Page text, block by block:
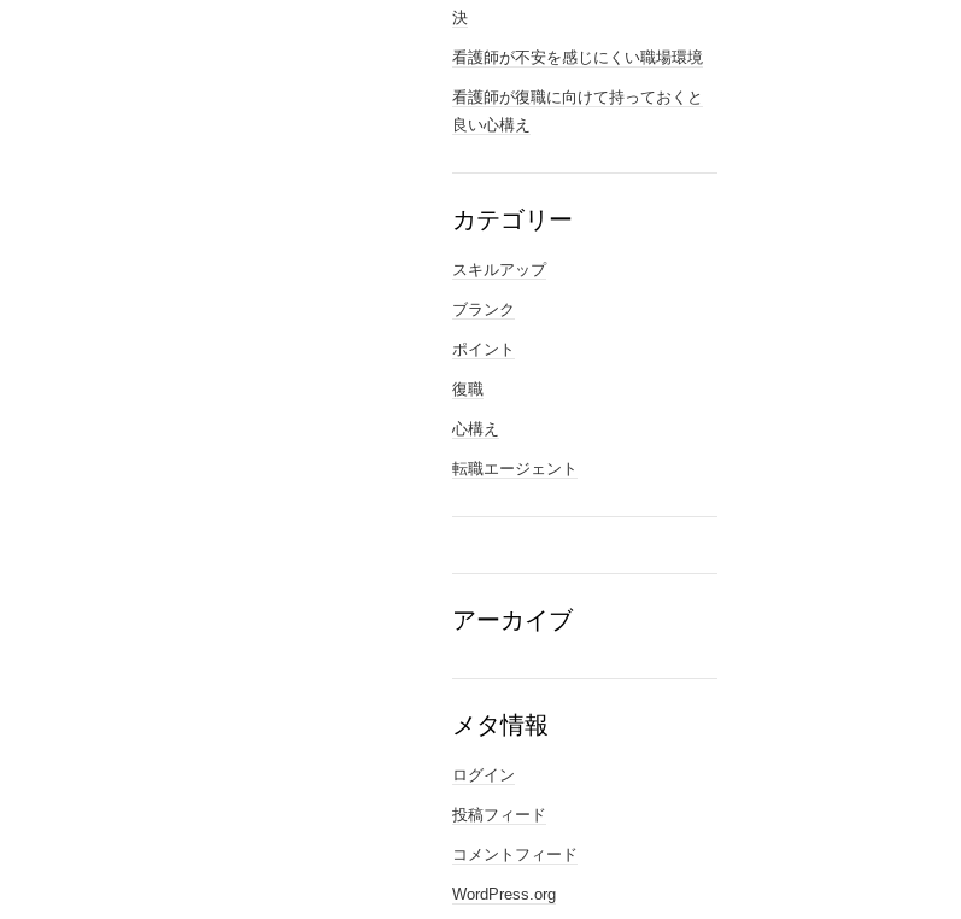
決
看護師が不安を感じにくい職場環境
看護師が復職に向けて持っておくと
良い心構え
カテゴリー
スキルアップ
ブランク
ポイント
復職
心構え
転職エージェント
アーカイブ
メタ情報
ログイン
投稿フィード
コメントフィード
WordPress.org